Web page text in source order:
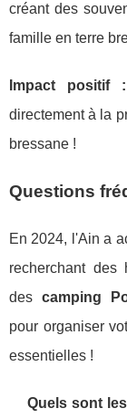
créant des
famille en terre
Impact positif :
directement à la
bressane !
Questions
En 2024, l'Ain a
recherchant des
des camping
pour organiser
essentielles !
Quels sont